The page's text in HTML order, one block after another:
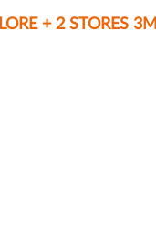
+ 2 STORES 3M